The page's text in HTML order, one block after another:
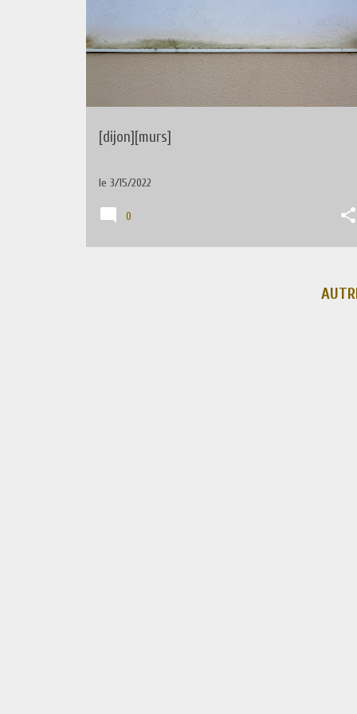
t
i
c
[dijon][murs]
le 3/15/2022
0